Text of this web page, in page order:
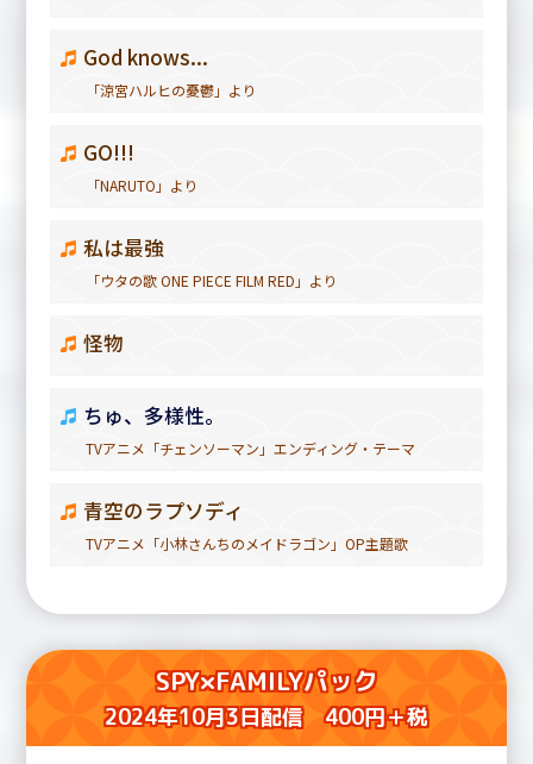
God knows...
「涼宮ハルヒの憂鬱」より
GO!!!
「NARUTO」より
私は最強
「ウタの歌 ONE PIECE FILM RED」より
怪物
ちゅ、多様性。
TVアニメ「チェンソーマン」エンディング・テーマ
青空のラプソディ
TVアニメ「小林さんちのメイドラゴン」OP主題歌
SPY×FAMILYパック
2024年10月3日配信 400円＋税